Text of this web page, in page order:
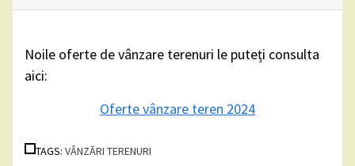
Noile oferte de vânzare terenuri le puteți consulta
aici:
Oferte vânzare teren 2024
TAGS: VÂNZĂRI TERENURI